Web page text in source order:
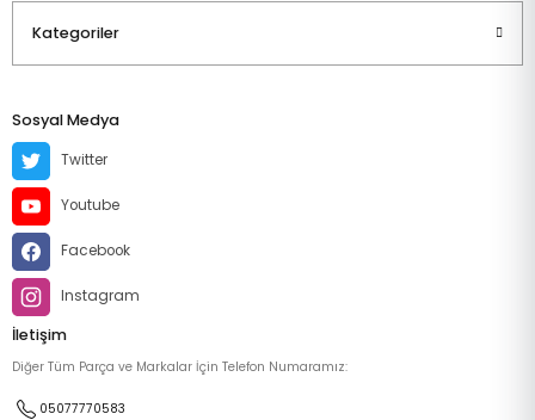
Kategoriler
Sosyal Medya
Twitter
Youtube
Facebook
Instagram
İletişim
Diğer Tüm Parça ve Markalar İçin Telefon Numaramız:
05077770583